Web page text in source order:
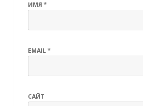
ИМЯ *
EMAIL*
САЙТ